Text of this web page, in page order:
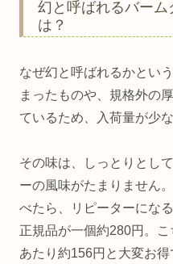
幻と呼ばれるバー
は？
なぜ幻と呼ばれるかとい
まったものや、規格外の
ているため、入荷量が少
その味は、しっとりとし
ーの風味がたまりません
べたら、リピーターにな
正規品が一個約280円。
あたり約156円と大変お得